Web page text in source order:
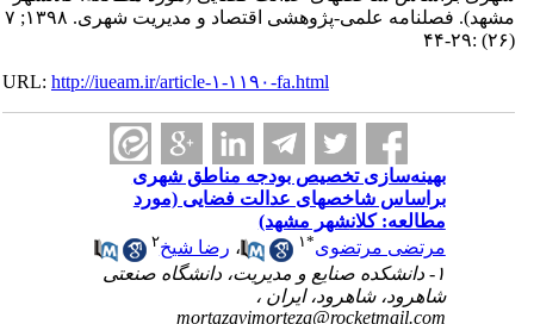
مشهد). فصلنامه علمی-پژوهشی اقتصاد و مدیریت شهری. ۱۳۹۸; ۷
URL:http://iueam.ir/article-۱-۱۱۹۰-fa.html
بهینه‌سازی تخصیص بودجه مناطق شهری
براساس شاخص‎های عدالت فضایی (مورد
مطالعه: کلان‎شهر مشهد)
مرتضی مرتضوی* ۱ ،رضا شیخ۲
۱- دانشکده صنایع و مدیریت، دانشگاه صنعتی
شاهرود، شاهرود، ایران ،
mortazavimorteza@rocketmail.com